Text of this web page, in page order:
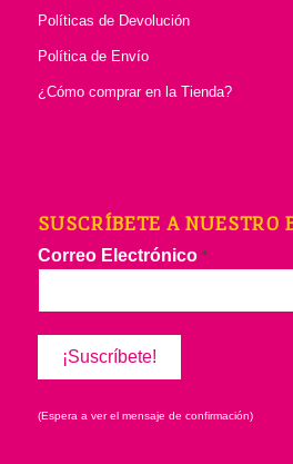
Políticas de Devolución
Política de Envío
¿Cómo comprar en la Tienda?
SUSCRÍBETE A NUESTRO
Correo Electrónico *
(Espera a ver el mensaje de confirmación)